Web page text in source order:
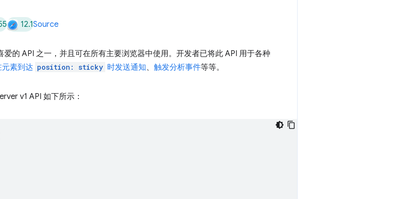
12.1Source
爱的 API 之一，并且可在所有主要浏览器中使用。开发者已将此 API 用于各种
元素到达 position: sticky 时发送通知、 触发分析事件等等。
v1 API 如下所示：